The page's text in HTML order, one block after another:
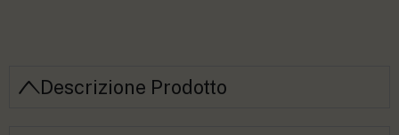
Descrizione Prodotto